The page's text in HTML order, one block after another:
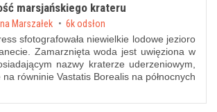
marsjańskiego krateru
Marszałek 6k odsłon
sfotografowała niewielkie lodowe jezioro
Zamarznięta woda jest uwięziona w
nazwy kraterze uderzeniowym,
równinie Vastatis Borealis na północnych